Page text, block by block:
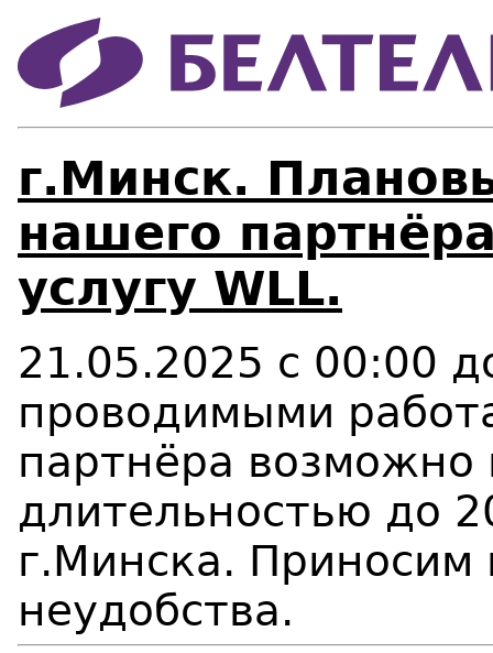
г.Минск.
нашего
услугу WLL.
21.05.2025 с 00:00
проводимыми
партнёра возможно
длительностью до
г.Минска. Приносим
неудобства.